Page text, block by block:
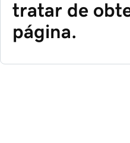
tratar de
página.